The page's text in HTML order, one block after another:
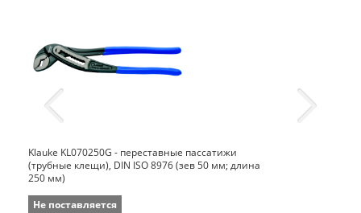
Klauke KL070250G - переставные пассатижи
(трубные клещи), DIN ISO 8976 (зев 50 мм; длина
250 мм)
Не поставляется